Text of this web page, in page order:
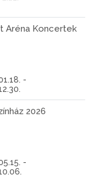
Aréna Koncertek
-
2026
-